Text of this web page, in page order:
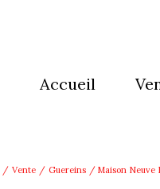
accueil
Vente Guereins Maison Neuve